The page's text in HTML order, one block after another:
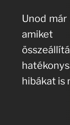
Unod
hibákat is